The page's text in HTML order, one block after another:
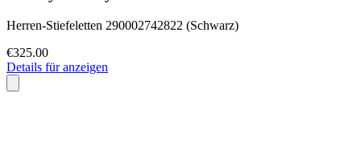
Herren-Stiefeletten 290002742822 (Schwarz)
€325.00
Details für anzeigen